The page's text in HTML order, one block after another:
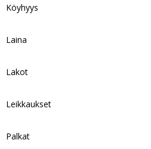
Köyhyys
Laina
Lakot
Leikkaukset
Palkat